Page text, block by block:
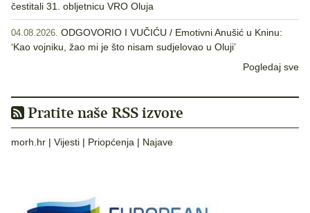
čestitali 31. obljetnicu VRO Oluja
04.08.2026. ODGOVORIO I VUČIĆU / Emotivni Anušić u Kninu:
‘Kao vojniku, žao mi je što nisam sudjelovao u Oluji’
Pogledaj sve
Pratite naše RSS izvore
morh.hr | Vijesti | Priopćenja | Najave